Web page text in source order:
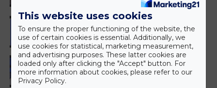
March 27, 2026g
itt a frissített LEGO Helicarrier!
építsd fel!-March 27, 2026g
101 Kiskutya || LEGO 43277 Szörnyella
de Frász aut...
építsd fel!
This website uses cookies
To ensure the proper functioning of the website, the
use of certain cookies is essential. Additionally, we
use cookies for statistical, marketing measurement,
and advertising purposes. These latter cookies are
loaded only after clicking the "Accept" button. For
more information about cookies, please refer to our
Privacy Policy.